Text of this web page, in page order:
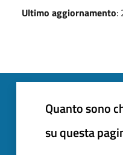
Ultimo aggiornamento:
Quanto sono
su questa